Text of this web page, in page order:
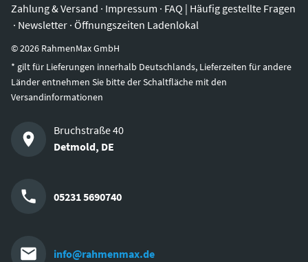
Zahlung & Versand · Impressum · FAQ | Häufig gestellte Fragen
· Newsletter · Öffnungszeiten Ladenlokal
©2026 RahmenMax GmbH
* gilt für Lieferungen innerhalb Deutschlands, Lieferzeiten für andere
Länder entnehmen Sie bitte der Schaltfläche mit den
Versandinformationen
Bruchstraße 40
Detmold, DE
05231 5690740
info@rahmenmax.de